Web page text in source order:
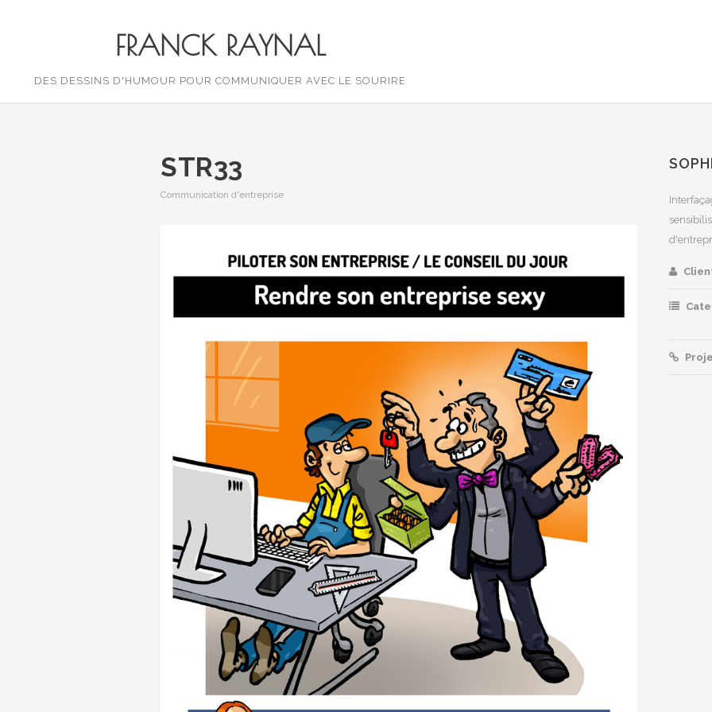
FRANCK RAYNAL
DES DESSINS D'HUMOUR POUR COMMUNIQUER AVEC LE SOURIRE
STR33
Communication d'entreprise